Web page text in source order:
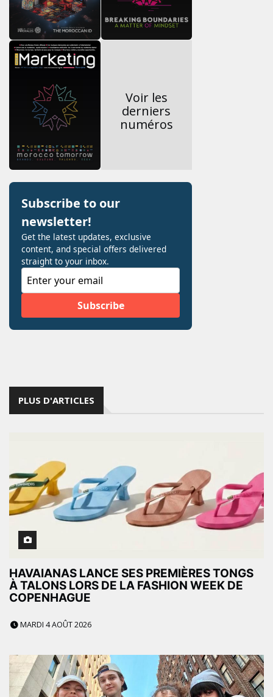
Voir les
derniers
numéros
PLUS D'ARTICLES
HAVAIANAS LANCE SES PREMIÈRES TONGS
À TALONS LORS DE LA FASHION WEEK DE
COPENHAGUE
MARDI 4 AOÛT 2026